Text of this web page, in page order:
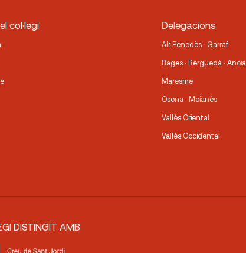
col·legi Delegacions
Alt Penedès · Garraf
Bages · Berguedà · Anoia
Maresme
Osona · Moianès
Vallès Oriental
Vallès Occidental
DISTINGIT AMB